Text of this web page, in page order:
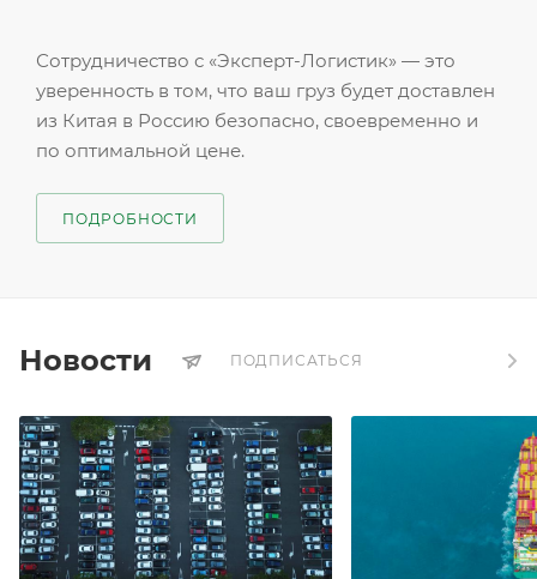
Сотрудничество с «Эксперт-Логистик» — это
уверенность в том, что ваш груз будет доставлен
из Китая в Россию безопасно, своевременно и
по оптимальной цене.
ПОДРОБНОСТИ
Новости ПОДПИСАТЬСЯ